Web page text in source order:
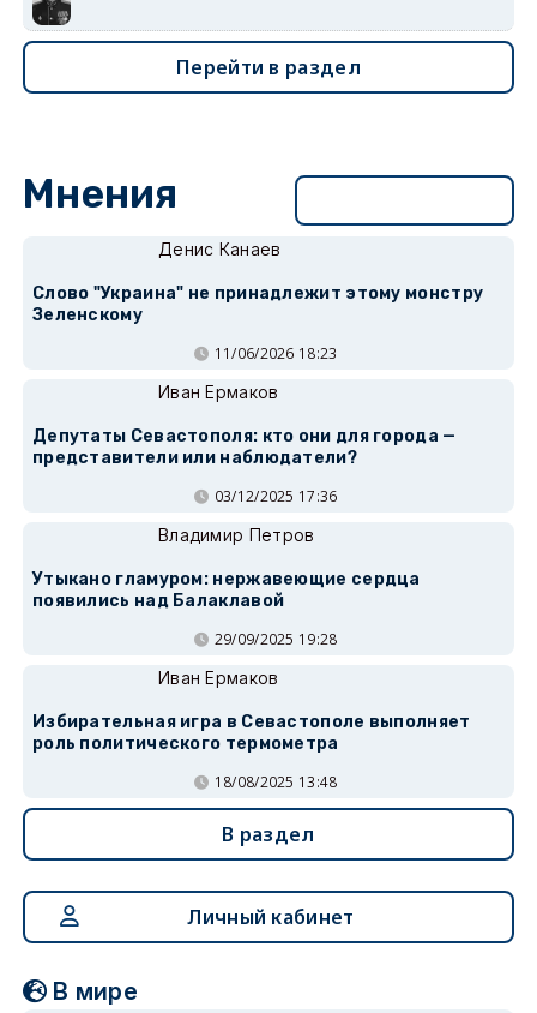
Перейти в раздел
Мнения
Денис Канаев
Слово "Украина" не принадлежит этому монстру
Зеленскому
11/06/2026 18:23
Иван Ермаков
Депутаты Севастополя: кто они для города —
представители или наблюдатели?
03/12/2025 17:36
Владимир Петров
Утыкано гламуром: нержавеющие сердца
появились над Балаклавой
29/09/2025 19:28
Иван Ермаков
Избирательная игра в Севастополе выполняет
роль политического термометра
18/08/2025 13:48
В раздел
Личный кабинет
В мире